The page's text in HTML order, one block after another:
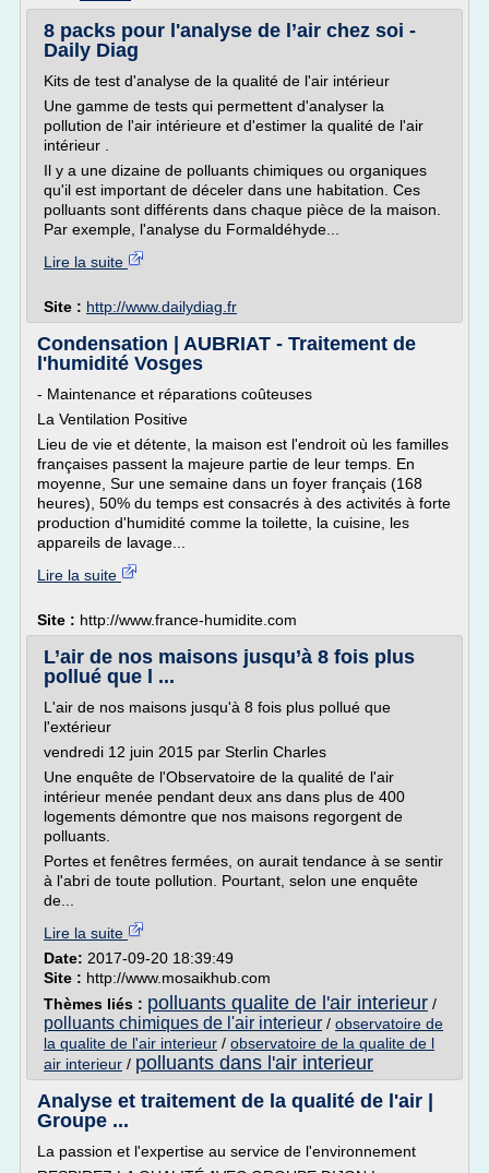
8 packs pour l'analyse de l’air chez soi -
Daily Diag
Kits de test d'analyse de la qualité de l'air intérieur
Une gamme de tests qui permettent d'analyser la
pollution de l'air intérieure et d'estimer la qualité de l'air
intérieur .
Il y a une dizaine de polluants chimiques ou organiques
qu'il est important de déceler dans une habitation. Ces
polluants sont différents dans chaque pièce de la maison.
Par exemple, l'analyse du Formaldéhyde...
Lire la suite
Site : http://www.dailydiag.fr
Condensation | AUBRIAT - Traitement de
l'humidité Vosges
- Maintenance et réparations coûteuses
La Ventilation Positive
Lieu de vie et détente, la maison est l'endroit où les familles
françaises passent la majeure partie de leur temps. En
moyenne, Sur une semaine dans un foyer français (168
heures), 50% du temps est consacrés à des activités à forte
production d'humidité comme la toilette, la cuisine, les
appareils de lavage...
Lire la suite
Site : http://www.france-humidite.com
L’air de nos maisons jusqu’à 8 fois plus
pollué que l ...
L'air de nos maisons jusqu'à 8 fois plus pollué que
l'extérieur
vendredi 12 juin 2015 par Sterlin Charles
Une enquête de l'Observatoire de la qualité de l'air
intérieur menée pendant deux ans dans plus de 400
logements démontre que nos maisons regorgent de
polluants.
Portes et fenêtres fermées, on aurait tendance à se sentir
à l'abri de toute pollution. Pourtant, selon une enquête
de...
Lire la suite
Date: 2017-09-20 18:39:49
Site : http://www.mosaikhub.com
Thèmes liés : polluants qualite de l'air interieur /
polluants chimiques de l'air interieur / observatoire de
la qualite de l'air interieur / observatoire de la qualite de l
air interieur / polluants dans l'air interieur
Analyse et traitement de la qualité de l'air |
Groupe ...
La passion et l'expertise au service de l'environnement